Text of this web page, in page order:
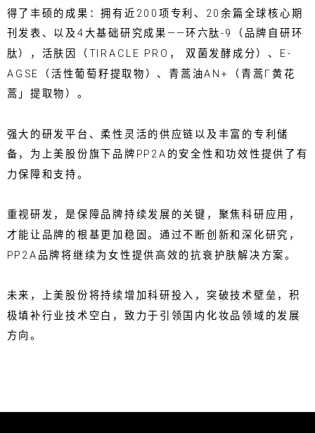
得了丰硕的成果：拥有近200项专利、20余篇全球核心期
刊发表、以及4大基础研究成果——环六肽-9（品牌自研环
肽），活肤因（TIRACLE PRO， 双菌发酵成分）、E-
AGSE（活性葡萄籽提取物）、青蒿油AN+（青蒿Γ黄花
蒿」提取物）。
强大的研发平台、柔性灵活的供应链以及丰富的专利储
备，为上美股份旗下品牌PP2A的安全性和功效性提供了有
力保障和支持。
重视研发，是保障品牌持续发展的关键，聚焦科研应用，
才能让品牌的根基更加稳固。通过不断创新和深化研究，
PP2A品牌将继续为女性提供高效的抗衰护肤解决方案。
未来，上美股份将持续增加科研投入，突破技术壁垒，积
极填补行业技术空白，致力于引领国内化妆品领域的发展
方向。